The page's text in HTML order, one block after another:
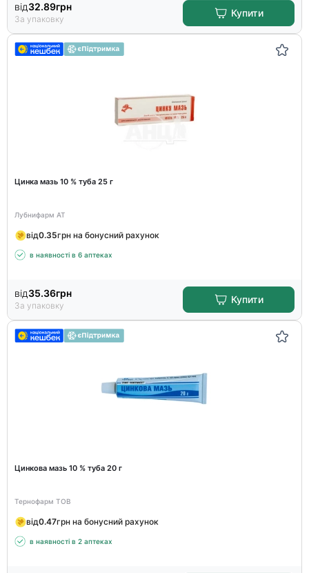
від32.89грн
За упаковку
Купити
Цинка мазь 10 % туба 25 г
Лубнифарм АТ
від0.35грн на бонусний рахунок
в наявності в 6 аптеках
від35.36грн
За упаковку
Купити
Цинкова мазь 10 % туба 20 г
Тернофарм ТОВ
від0.47грн на бонусний рахунок
в наявності в 2 аптеках